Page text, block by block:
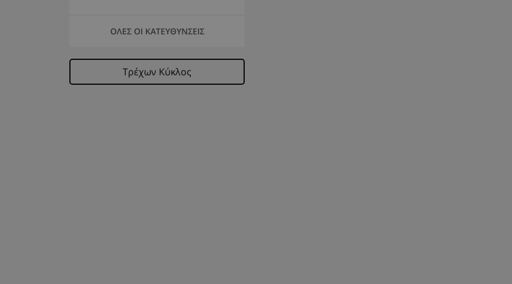
ΟΛΕΣ ΟΙ ΚΑΤΕΥΘΥΝΣΕΙΣ
Τρέχων Κύκλος